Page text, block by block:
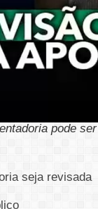
pode
seja revisada